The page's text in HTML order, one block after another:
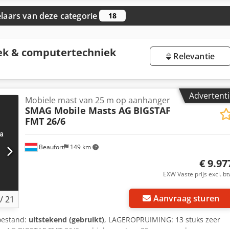
van deze categorie 18
& computertechniek
Relevantie
/21
Beaufort 149 km
Mobiele mast van 25 m op aanhanger
SMAG Mobile Masts AG BIGSTAF
FMT 26/6
€
EXW Vaste prijs excl.
Aanvraag sturen
uitstekend (gebruikt), LAGEROPRUIMING: 13 stuks zeer